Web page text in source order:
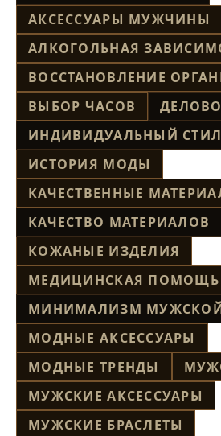
АКСЕССУАРЫ МУЖЧИНЫ
АЛКОГОЛЬНАЯ
ВОССТАНОВЛЕНИЕ
ВЫБОР ЧАСОВ
ИНДИВИДУАЛЬНЫЙ
ИСТОРИЯ МОДЫ
КАЧЕСТВЕННЫЕ
КАЧЕСТВО МАТЕРИАЛОВ
КОЖАНЫЕ ИЗДЕЛИЯ
МЕДИЦИНСКАЯ ПОМОЩЬ
МИНИМАЛИЗМ
МОДНЫЕ АКСЕССУАРЫ
МОДНЫЕ ТРЕНДЫ
МУЖСКИЕ АКСЕССУАРЫ
МУЖСКИЕ БРАСЛЕТЫ